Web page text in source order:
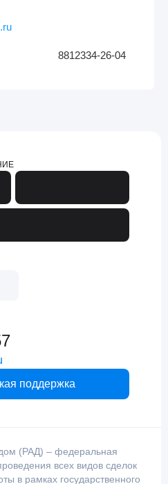
8812334-26-04
поддержка
(РАД) – федеральная
всех видов сделок
в рамках государственного